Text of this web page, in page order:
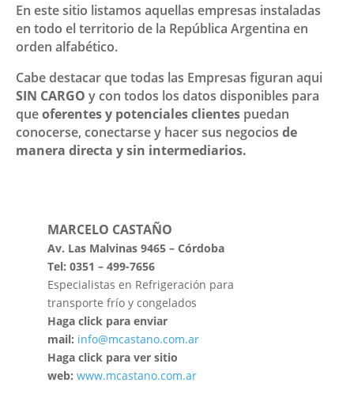
En este sitio listamos aquellas empresas instaladas
en todo el territorio de la República Argentina en
orden alfabético.
Cabe destacar que todas las Empresas figuran aqui
SIN CARGO y con todos los datos disponibles para
queoferentes y potenciales clientes puedan
conocerse, conectarse y hacer sus negociosde
manera directa y sin intermediarios.
MARCELO CASTAÑO
Av. Las Malvinas 9465 – Córdoba
Tel: 0351 – 499-7656
Especialistas en Refrigeración para
transporte frío y congelados
Haga click para enviar
mail: info@mcastano.com.ar
Haga click para ver sitio
web: www.mcastano.com.ar